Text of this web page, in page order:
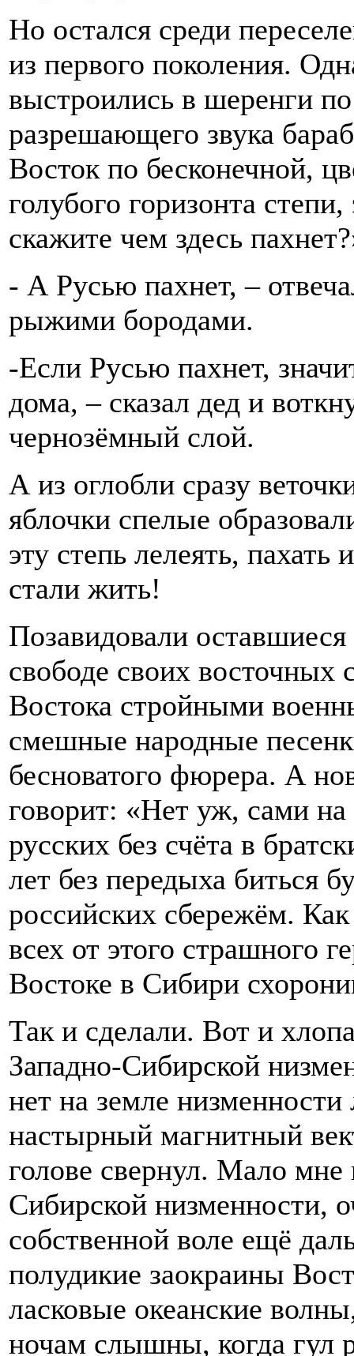
Но остался среди
из первого поколения.
выстроились в шеренги
разрешающего звука
Восток по бесконечной,
голубого горизонта
скажите чем здесь
- А Русью пахнет, –
рыжими бородами.
-Если Русью пахнет,
дома, – сказал дед и
чернозёмный слой.
А из оглобли сразу
яблочки спелые
эту степь лелеять,
стали жить!
Позавидовали
свободе своих
Востока стройными
смешные народные
бесноватого фюрера. А
говорит: «Нет уж, сами
русских без счёта в
лет без передыха биться
российских сбережём.
всех от этого страшного
Востоке в Сибири
Так и сделали. Вот и
Западно-Сибирской
нет на земле
настырный магнитный
голове свернул. Мало мне
Сибирской низменности,
собственной воле ещё
полудикие заокраины
ласковые океанские
ночам слышны, когда гул